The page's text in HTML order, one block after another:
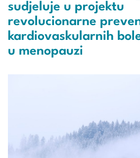
sudjeluje u projektu
revolucionarne
kardiovaskularnih
u menopauzi